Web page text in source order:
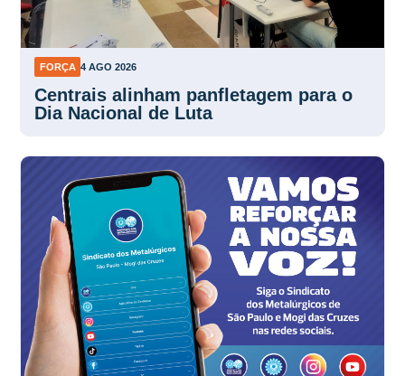
FORÇA 4 AGO 2026
Centrais alinham panfletagem para o
Dia Nacional de Luta